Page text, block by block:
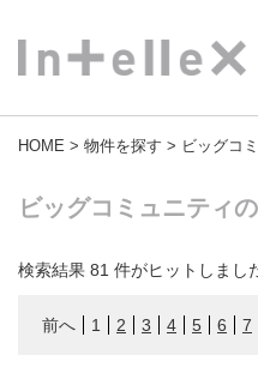
HOME > 物件を探す > ビッグコ
ビッグコミュニティ
検索結果 81 件がヒットしまし
前へ 1 2 3 4 5 6 7